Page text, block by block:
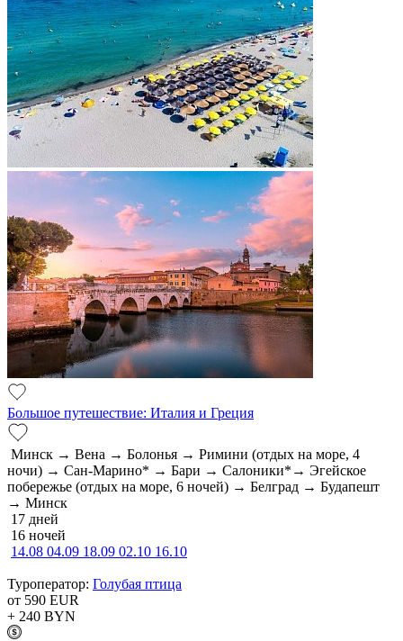
Большое путешествие: Италия и Греция
Минск → Вена → Болонья → Римини (отдых на море, 4
ночи) → Сан-Марино* → Бари → Салоники*→ Эгейское
побережье (отдых на море, 6 ночей) → Белград → Будапешт
→ Минск
17 дней
16 ночей
14.08 04.09 18.09 02.10 16.10
Туроператор: Голубая птица
от 590 EUR
+ 240 BYN